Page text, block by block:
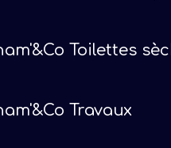
Toilettes
Travaux